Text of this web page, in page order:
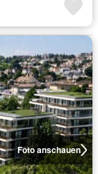
Foto anschauen